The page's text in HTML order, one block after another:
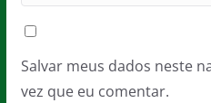
Salvar meus dados neste
vez que eu comentar.